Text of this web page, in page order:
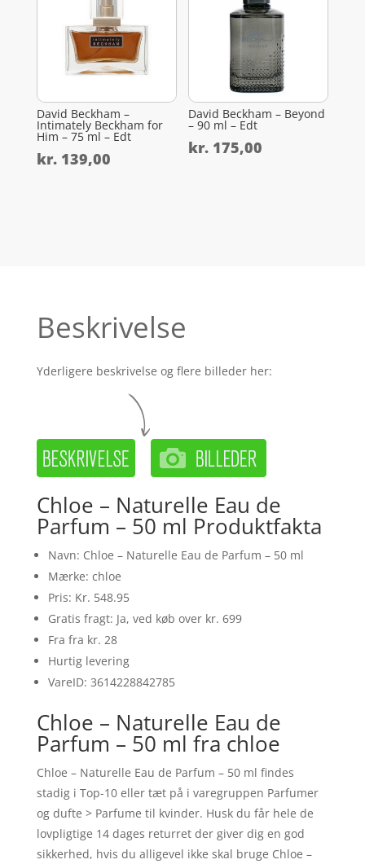
David Beckham –
Intimately Beckham for
Him – 75 ml – Edt
kr.139,00
David Beckham – Beyond
– 90 ml – Edt
kr. 175,00
Beskrivelse
Yderligere beskrivelse og flere billeder her:
Chloe – Naturelle Eau de
Parfum – 50 ml Produktfakta
Navn: Chloe – Naturelle Eau de Parfum – 50 ml
Mærke: chloe
Pris: Kr. 548.95
Gratis fragt: Ja, ved køb over kr. 699
Fra fra kr. 28
Hurtig levering
VareID: 3614228842785
Chloe – Naturelle Eau de
Parfum – 50 ml fra chloe
Chloe – Naturelle Eau de Parfum – 50 ml findes
stadig i Top-10 eller tæt på i varegruppen Parfumer
og dufte > Parfume til kvinder. Husk du får hele de
lovpligtige 14 dages returret der giver dig en god
sikkerhed, hvis du alligevel ikke skal bruge Chloe –